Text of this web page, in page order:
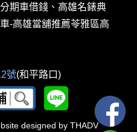
期車借錢、高雄名錶典
-高雄當舖推薦苓雅區高
號(和平路口)
designed by THADV